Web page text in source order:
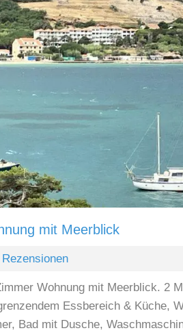
mit Meerblick
Wohnung mit Meerblick. 2
Essbereich & Küche,
Bad mit Dusche,